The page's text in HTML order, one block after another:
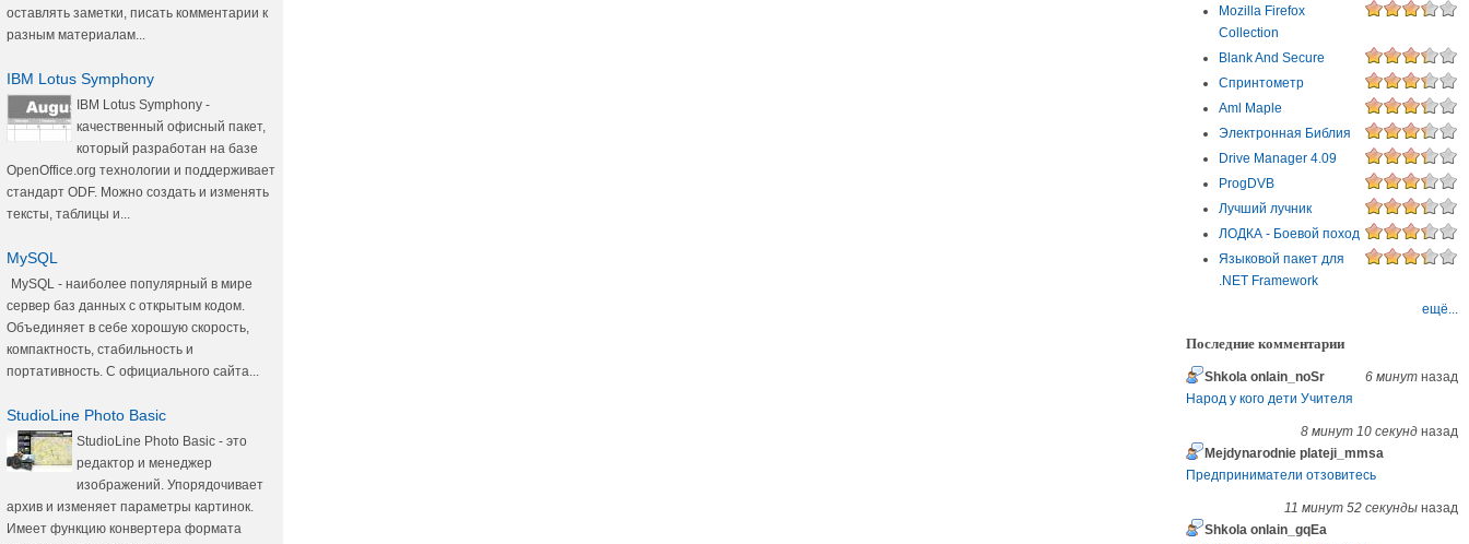
оставлять заметки, писать комментарии к
разным материалам...
IBM Lotus Symphony
IBM Lotus Symphony -
качественный офисный пакет,
который разработан на базе
OpenOffice.org технологии и поддерживает
стандарт ODF. Можно создать и изменять
тексты, таблицы и...
MySQL
MySQL - наиболее популярный в мире
сервер баз данных с открытым кодом.
Объединяет в себе хорошую скорость,
компактность, стабильность и
портативность. С официального сайта...
StudioLine Photo Basic
StudioLine Photo Basic - это
редактор и менеджер
изображений. Упорядочивает
архив и изменяет параметры картинок.
Имеет функцию конвертера формата
Mozilla Firefox
Collection
Blank And Secure
Спринтометр
Aml Maple
Электронная Библия
Drive Manager 4.09
ProgDVB
Лучший лучник
ЛОДКА - Боевой поход
Языковой пакет для
.NET Framework
ещё...
Последние комментарии
6 минутназад
Shkola onlain_noSr
Народ у кого дети Учителя
8 минут 10 секундназад
Mejdynarodnie plateji_mmsa
Предприниматели отзовитесь
11 минут 52 секундыназад
Shkola onlain_gqEa